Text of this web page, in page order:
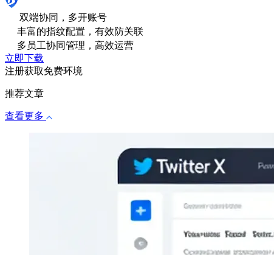
双端协同，多开账号
丰富的指纹配置，有效防关联
多员工协同管理，高效运营
立即下载
注册获取免费环境
推荐文章
查看更多